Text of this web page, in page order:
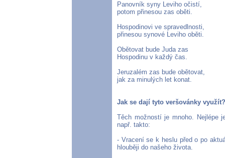
Panovník syny Leviho očistí,
potom přinesou zas oběti.
Hospodinovi ve spravedlnosti,
přinesou synové Leviho oběti.
Obětovat bude Juda zas
Hospodinu v každý čas.
Jeruzalém zas bude obětovat,
jak za minulých let konat.
Jak se dají tyto veršovánky využít?
Těch možností je mnoho.
např. takto:
- Vracení se k heslu před o po
hlouběji do našeho života.